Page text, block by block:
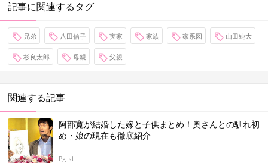
記事に関連するタグ
兄弟 八田信子 実家 家族 家系図 山田純大
杉良太郎 母親 父親
関連する記事
阿部寛が結婚した嫁と子供まとめ！奥さんとの馴れ初
め・娘の現在も徹底紹介
Pg_st